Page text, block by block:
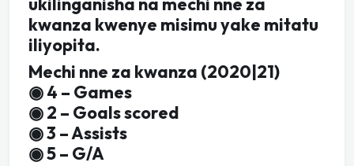
kwanza kwenye misimu yake mitatu
iliyopita.
Mechi nne za kwanza (2020|21)
◉ 4 – Games
◉ 2 – Goals scored
◉ 3 – Assists
◉ 5 – G/A